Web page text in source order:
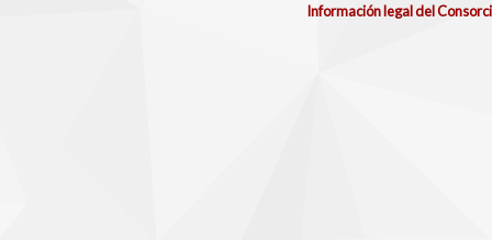
Información legal del